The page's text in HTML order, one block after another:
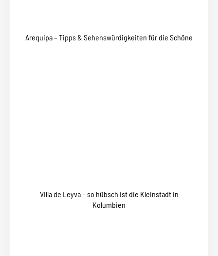
Arequipa – Tipps & Sehenswürdigkeiten für die Schöne
Villa de Leyva – so hübsch ist die Kleinstadt in
Kolumbien